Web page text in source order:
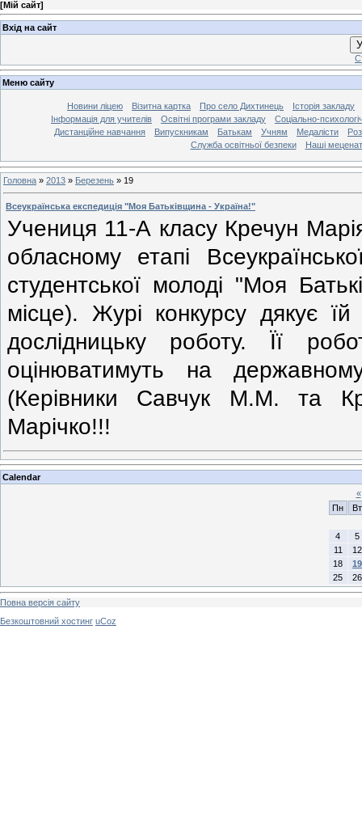
[Мій сайт]
Вхід на сайт
Меню сайту
Новини ліцею Візитна картка Про село Дихтинець
Історія закладу
Інформація для учителів
Освітні програми закладу
Соціально-
Дистанційне навчання
Випускникам Батькам Учням Медалісти
Служба освітньої безпеки
Наші
Головна » 2013 » Березень » 19
Всеукраїнська експедиція "Моя Батьківщина - Україна!"
Учениця 11-А класу Кречун
обласному етапі
студентської молоді "Моя
місце). Журі конкурсу дякує
дослідницьку роботу. Її
оцінюватимуть на
(Керівники Савчук М.М. та
Марічко!!!
Calendar
«
Пн
Вт
4
5
11
12
18
19
25
26
Повна версія сайту
Безкоштовний хостинг uCoz